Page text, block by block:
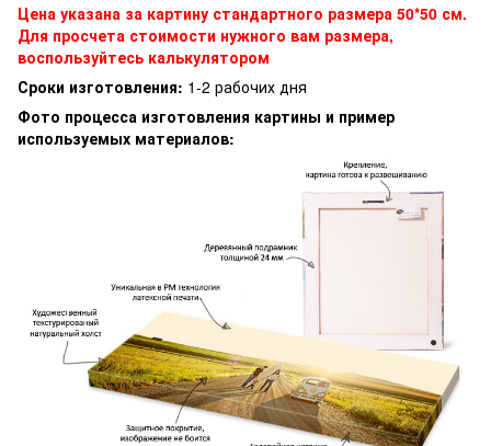
Цена указана за картину стандартного размера 50*50 см.
Для просчета стоимости нужного вам размера,
воспользуйтесь калькулятором
Сроки изготовления: 1-2 рабочих дня
Фото процесса изготовления картины и пример
используемых материалов: